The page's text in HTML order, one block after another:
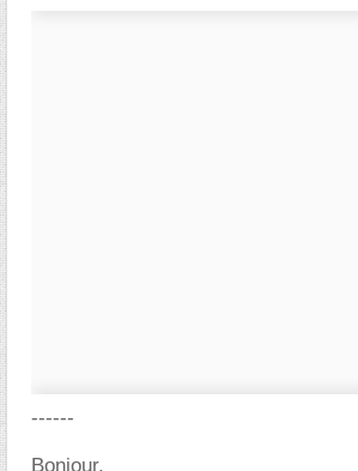
------
Bonjour,